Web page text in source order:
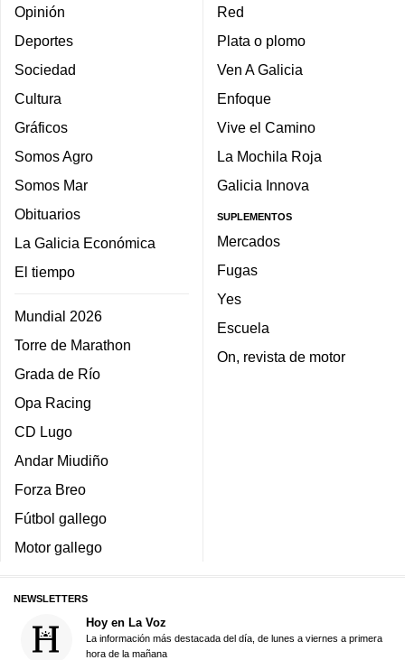
Opinión
Deportes
Sociedad
Cultura
Gráficos
Somos Agro
Somos Mar
Obituarios
La Galicia Económica
El tiempo
Mundial 2026
Torre de Marathon
Grada de Río
Opa Racing
CD Lugo
Andar Miudiño
Forza Breo
Fútbol gallego
Motor gallego
Red
Plata o plomo
Ven A Galicia
Enfoque
Vive el Camino
La Mochila Roja
Galicia Innova
SUPLEMENTOS
Mercados
Fugas
Yes
Escuela
On, revista de motor
NEWSLETTERS
Hoy en La Voz
La información más destacada del día, de lunes a viernes a primera
hora de la mañana